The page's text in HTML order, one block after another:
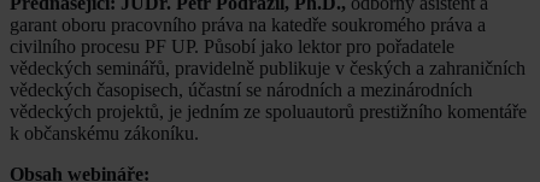
garant oboru pracovního práva na katedře soukromého práva a
civilního procesu PF UP. Působí jako lektor pro pořadatele
vědeckých seminářů, pravidelně publikuje v českých a zahraničních
vědeckých časopisech, účastní se národních a mezinárodních
vědeckých projektů, je jedním ze spoluautorů prestižního komentáře
k občanskému zákoníku.
Obsah webináře: